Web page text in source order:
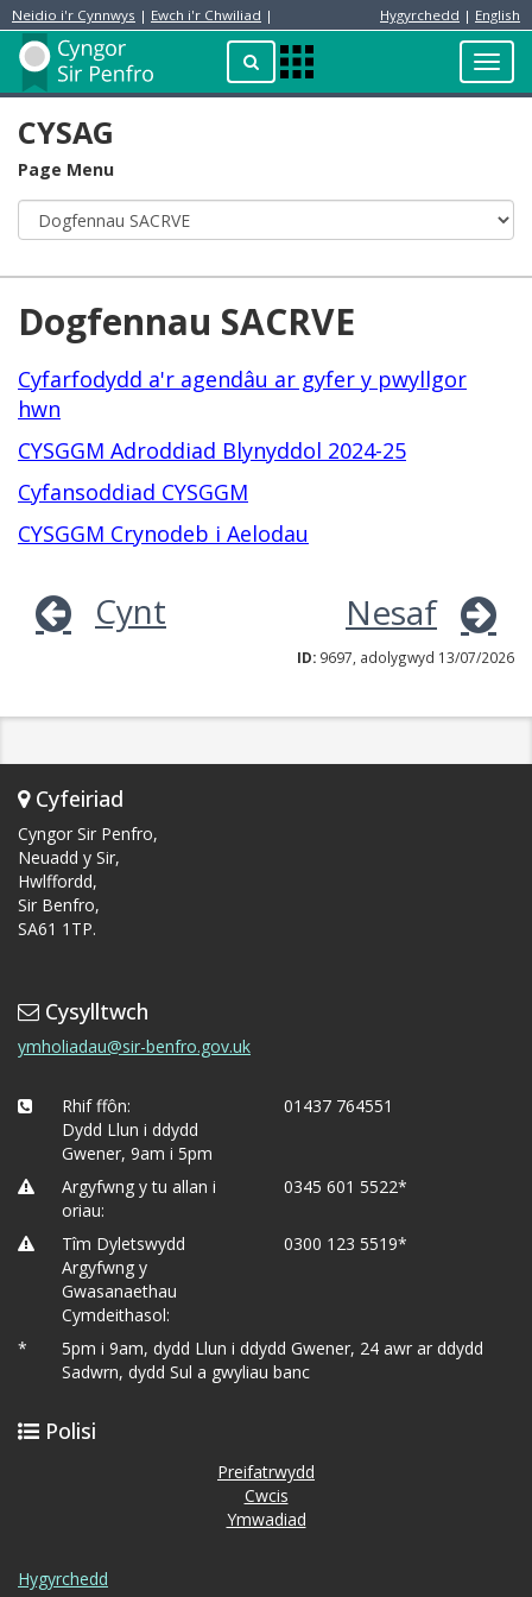
Neidio i'r Cynnwys | Ewch i'r Chwiliad | Hygyrchedd | English
ChwilioApps
Menu
Preswylydd
CYSAG
Page Menu
Dogfennau SACRVE
Cyfarfodydd a'r agendâu ar gyfer y pwyllgor
hwn
CYSGGM Adroddiad Blynyddol 2024-25
Cyfansoddiad CYSGGM
CYSGGM Crynodeb i Aelodau
Cynt Nesaf
ID: 9697, adolygwyd 13/07/2026
Cyfeiriad
Cyngor Sir Penfro,
Neuadd y Sir,
Hwlffordd,
Sir Benfro,
SA61 1TP.
Cysylltwch
ymholiadau@sir-benfro.gov.uk
Rhif ffôn:
Dydd Llun i ddydd
Gwener, 9am i 5pm
01437 764551
Argyfwng y tu allan i
oriau:
0345 601 5522*
Tîm Dyletswydd
Argyfwng y
Gwasanaethau
Cymdeithasol:
0300 123 5519*
*
5pm i 9am, dydd Llun i ddydd Gwener, 24 awr ar ddydd
Sadwrn, dydd Sul a gwyliau banc
Polisi
Preifatrwydd
Cwcis
Ymwadiad
Hygyrchedd